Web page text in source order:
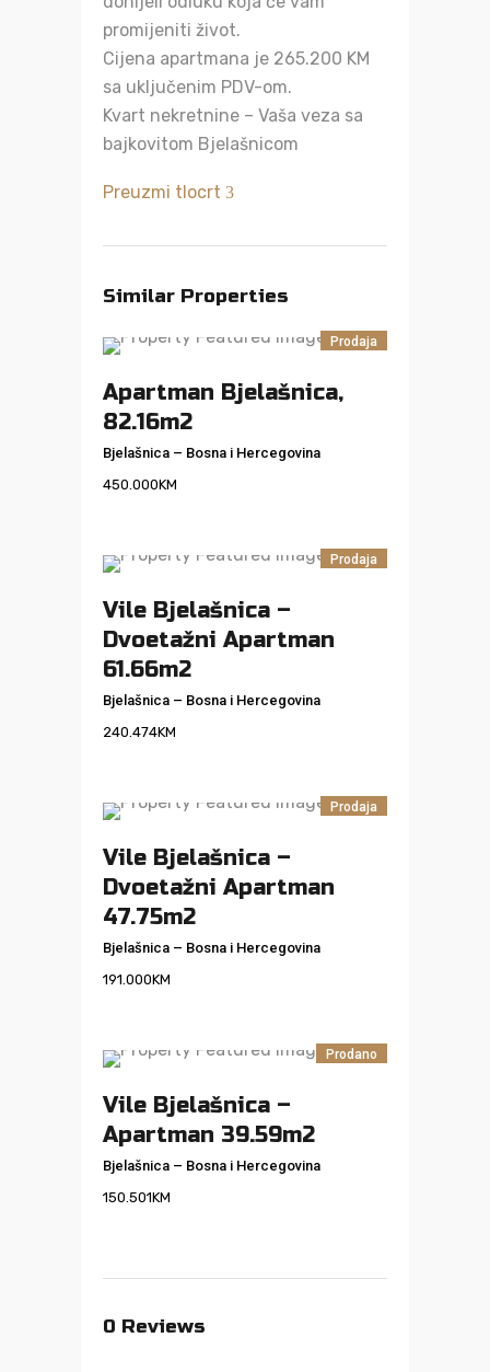
promijeniti život.
Cijena apartmana je 265.200 KM
sa uključenim PDV-om.
Kvart nekretnine – Vaša veza sa
bajkovitom Bjelašnicom
Preuzmi tlocrt
Similar Properties
Prodaja
Apartman Bjelašnica,
82.16m2
Bjelašnica – Bosna i Hercegovina
450.000KM
Prodaja
Vile Bjelašnica –
Dvoetažni Apartman
61.66m2
Bjelašnica – Bosna i Hercegovina
240.474KM
Prodaja
Vile Bjelašnica –
Dvoetažni Apartman
47.75m2
Bjelašnica – Bosna i Hercegovina
191.000KM
Prodano
Vile Bjelašnica –
Apartman 39.59m2
Bjelašnica – Bosna i Hercegovina
150.501KM
0 Reviews